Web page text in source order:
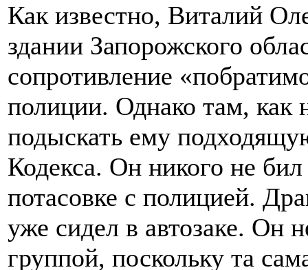
Как известно, Виталий
здании Запорожского
сопротивление
полиции. Однако там, как
подыскать ему
Кодекса. Он никого не
потасовке с полицией.
уже сидел в автозаке. Он
группой, поскольку та